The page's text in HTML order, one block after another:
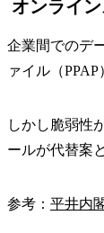
オンライ
企業間でのデ
ァイル（
しかし脆弱性
ールが代替案
参考： 平井内